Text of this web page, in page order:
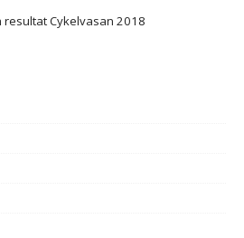
resultat Cykelvasan 2018